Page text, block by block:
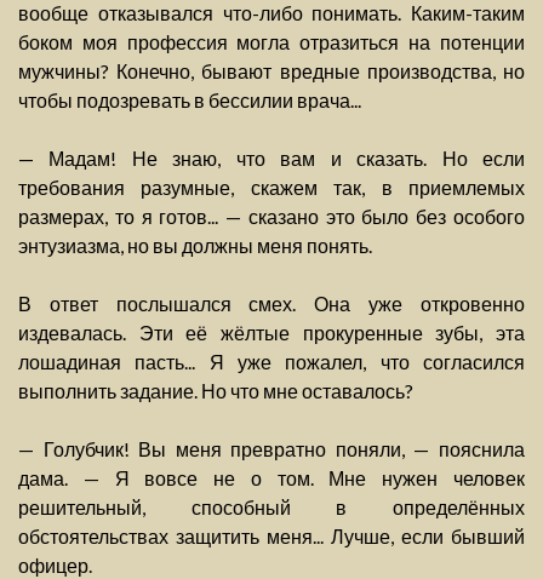
вообще отказывался что-либо понимать. Каким-таким
боком моя профессия могла отразиться на потенции
мужчины? Конечно, бывают вредные производства, но
чтобы подозревать в бессилии врача...
— Мадам! Не знаю, что вам и сказать. Но если
требования разумные, скажем так, в приемлемых
размерах, то я готов... — сказано это было без особого
энтузиазма, но вы должны меня понять.
В ответ послышался смех. Она уже откровенно
издевалась. Эти её жёлтые прокуренные зубы, эта
лошадиная пасть... Я уже пожалел, что согласился
выполнить задание. Но что мне оставалось?
— Голубчик! Вы меня превратно поняли, — пояснила
дама. — Я вовсе не о том. Мне нужен человек
решительный, способный в определённых
обстоятельствах защитить меня... Лучше, если бывший
офицер.